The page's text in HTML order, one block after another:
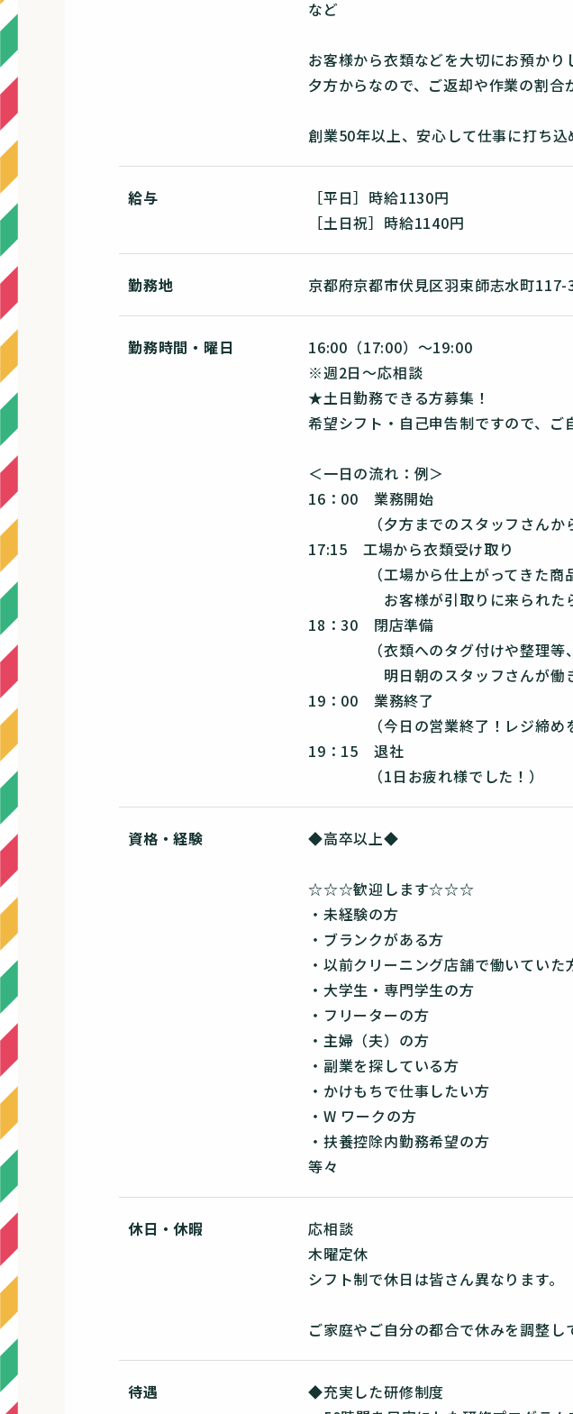
など
お客様から衣類などを大切にお預かり
夕方からなので、ご返却や作業の割合
創業50年以上、安心して仕事に打ち込
給与
［平日］時給1130円
［土日祝］時給1140円
勤務地 京都府京都市伏見区羽束師志水町117-
勤務時間・曜日
16:00（17:00）～19:00
※週2日～応相談
★土日勤務できる方募集！
希望シフト・自己申告制ですので、ご
＜一日の流れ：例＞
16：00 業務開始
（夕方までのスタッフさんから
17:15 工場から衣類受け取り
（工場から仕上がってきた商品に
お客様が引取りに来られたらス
18：30 閉店準備
（衣類へのタグ付けや整理等、
明日朝のスタッフさんが働きや
19：00 業務終了
（今日の営業終了！レジ締めをし
19：15 退社
（1日お疲れ様でした！）
資格・経験 ◆高卒以上◆
☆☆☆歓迎します☆☆☆
・未経験の方
・ブランクがある方
・以前クリーニング店舗で働いていた
・大学生・専門学生の方
・フリーターの方
・主婦（夫）の方
・副業を探している方
・かけもちで仕事したい方
・W ワークの方
・扶養控除内勤務希望の方
等々
休日・休暇
応相談
木曜定休
シフト制で休日は皆さん異なります。
ご家庭やご自分の都合で休みを調整し
待遇
◆充実した研修制度